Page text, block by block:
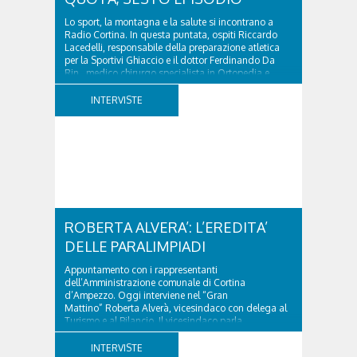
Lo sport, la montagna e la salute si incontrano a
Radio Cortina. In questa puntata, ospiti Riccardo
Lacedelli, responsabile della preparazione atletica
per la Sportivi Ghiaccio e il dottor Ferdinando Da
Rin, medico chirurgo specialista in Ortopedia e
Traumatologia di Ospedale Cortina. GVM...
INTERVISTE
ROBERTA ALVERA’: L’EREDITA’
DELLE PARALIMPIADI
Appuntamento con i rappresentanti
dell’Amministrazione comunale di Cortina
d’Ampezzo. Oggi interviene nel “Gran
Mattino” Roberta Alverà, vicesindaco con delega al
Turismo e al Bilancio. Il vicesindaco parla
dell'eredità delle Paralimpiadi Milano Cortina 2026,
di accessibilità e di come...
INTERVISTE